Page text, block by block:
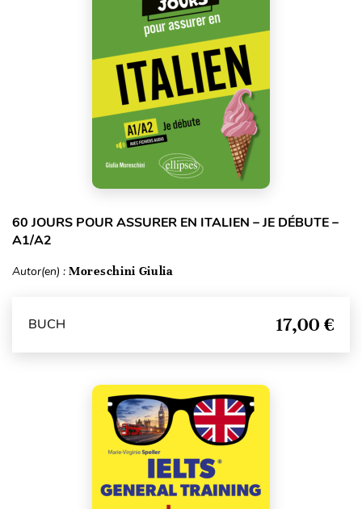
60 JOURS POUR ASSURER EN ITALIEN – JE DÉBUTE –
A1/A2
Autor(en) : Moreschini Giulia
BUCH 17,00 €